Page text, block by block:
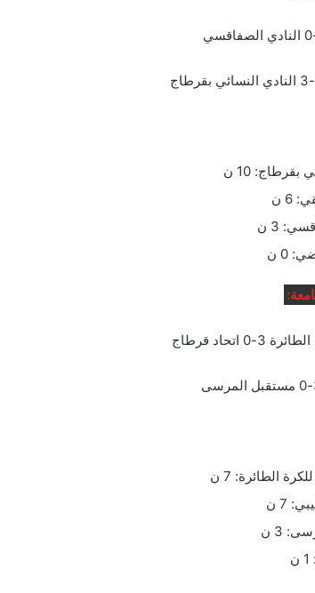
بقرطاج: 10 ن
6 ن
3 ن
0 ن
قرطاج
الطائرة: 7 ن
7 ن
3 ن